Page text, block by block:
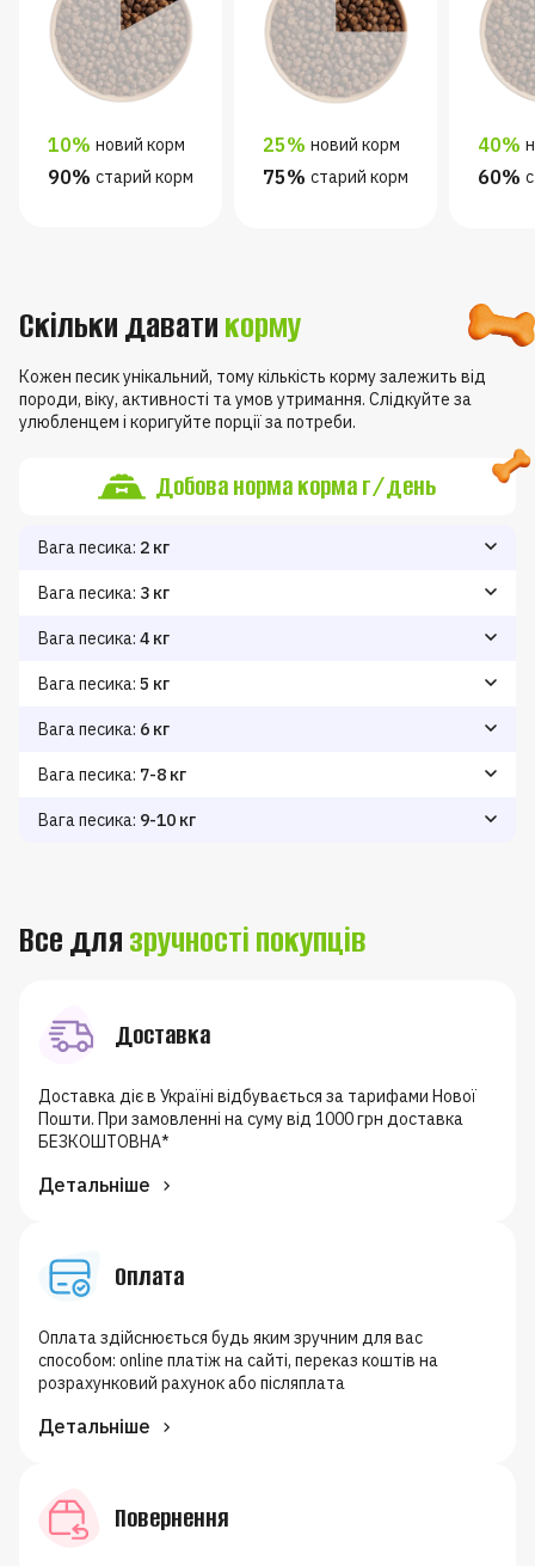
10% новий корм
90% старий корм
25% новий корм
75% старий корм
40%
60%
Скільки даватикорму
Кожен песик унікальний, тому кількість корму залежить від
породи, віку, активності та умов утримання. Слідкуйте за
улюбленцем і коригуйте порції за потреби.
Добова норма корма г/день
Вага песика: 2 кг
Зниження ваги
Підтримання ваги
Набір ваги
Вага песика: 3 кг
Зниження ваги
Підтримання ваги
Набір ваги
Вага песика: 4 кг
Зниження ваги
Підтримання ваги
Набір ваги
Вага песика: 5 кг
Зниження ваги
Підтримання ваги
Набір ваги
Вага песика: 6 кг
Зниження ваги
Підтримання ваги
Набір ваги
Вага песика: 7-8 кг
Зниження ваги
Підтримання ваги
Набір ваги
Вага песика: 9-10 кг
Все длязручності покупців
Доставка
Доставка діє в Україні відбувається за тарифами Нової
Пошти. При замовленні на суму від 1000 грн доставка
БЕЗКОШТОВНА*
Детальніше
Оплата
Оплата здійснюється будь яким зручним для вас
способом: online платіж на сайті, переказ коштів на
розрахунковий рахунок або післяплата
Детальніше
Повернення